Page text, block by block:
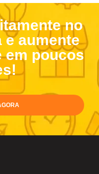
no
e aumente
em poucos